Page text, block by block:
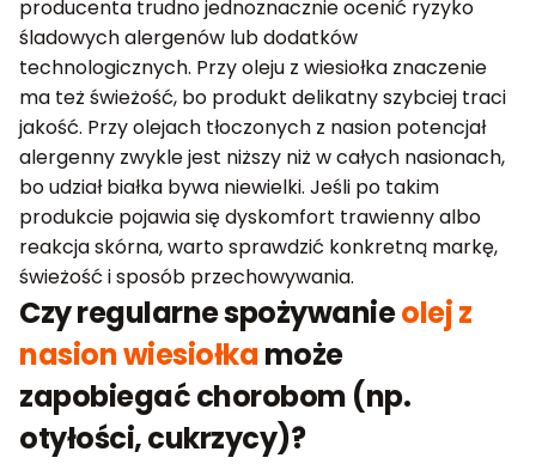
producenta trudno jednoznacznie ocenić ryzyko
śladowych alergenów lub dodatków
technologicznych. Przy oleju z wiesiołka znaczenie
ma też świeżość, bo produkt delikatny szybciej traci
jakość. Przy olejach tłoczonych z nasion potencjał
alergenny zwykle jest niższy niż w całych nasionach,
bo udział białka bywa niewielki. Jeśli po takim
produkcie pojawia się dyskomfort trawienny albo
reakcja skórna, warto sprawdzić konkretną markę,
świeżość i sposób przechowywania.
Czy regularne spożywanieolej z
nasion wiesiołkamoże
zapobiegać chorobom (np.
otyłości, cukrzycy)?